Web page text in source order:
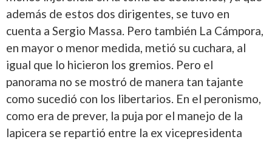
además de estos dos dirigentes, se tuvo en
cuenta a Sergio Massa. Pero también La Cámpora,
en mayor o menor medida, metió su cuchara, al
igual que lo hicieron los gremios. Pero el
panorama no se mostró de manera tan tajante
como sucedió con los libertarios. En el peronismo,
como era de prever, la puja por el manejo de la
lapicera se repartió entre la ex vicepresidenta